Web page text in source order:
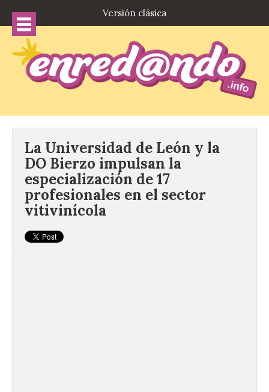
Versión clásica
La Universidad de León y la
DO Bierzo impulsan la
especialización de 17
profesionales en el sector
vitivinícola